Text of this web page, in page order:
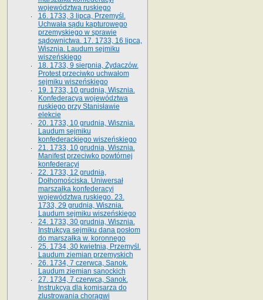
województwa ruskiego
16. 1733, 3 lipca, Przemyśl.
Uchwała sądu kapturowego
przemyskiego w sprawie
sądownictwa. 17. 1733, 16 lipca,
Wisznia. Laudum sejmiku
wiszeńskiego
18. 1733, 9 sierpnia, Żydaczów.
Protest przeciwko uchwałom
sejmiku wiszeńskiego
19. 1733, 10 grudnia, Wisznia.
Konfederacya województwa
ruskiego przy Stanisławie
elekcie
20. 1733, 10 grudnia, Wisznia.
Laudum sejmiku
konfederackiego wiszeńskiego
21. 1733, 10 grudnia, Wisznia.
Manifest przeciwko powtórnej
konfederacyi
22. 1733, 12 grudnia,
Dołhomościska. Uniwersał
marszałka konfederacyi
województwa ruskiego. 23.
1733, 29 grudnia, Wisznia.
Laudum sejmiku wiszeńskiego
24. 1733, 30 grudnia, Wisznia.
Instrukcya sejmiku dana posłom
do marszałka w. koronnego
25. 1734, 30 kwietnia, Przemyśl.
Laudum ziemian przemyskich
26. 1734, 7 czerwca, Sanok.
Laudum ziemian sanockich
27. 1734, 7 czerwca, Sanok.
Instrukcya dla komisarza do
zlustrowania chorągwi